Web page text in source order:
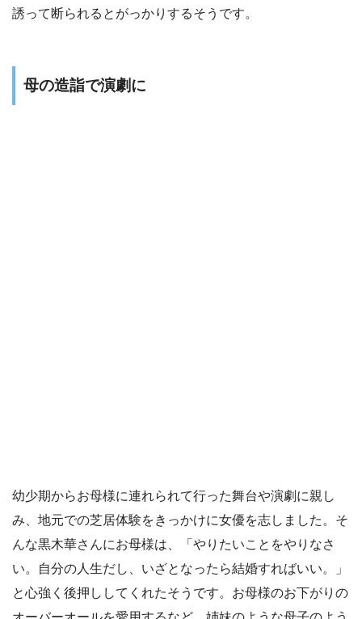
誘って断られるとがっかりするそうです。
母の造詣で演劇に
幼少期からお母様に連れられて行った舞台や演劇に親し
み、地元での芝居体験をきっかけに女優を志しました。そ
んな黒木華さんにお母様は、「やりたいことをやりなさ
い。自分の人生だし、いざとなったら結婚すればいい。」
と心強く後押ししてくれたそうです。お母様のお下がりの